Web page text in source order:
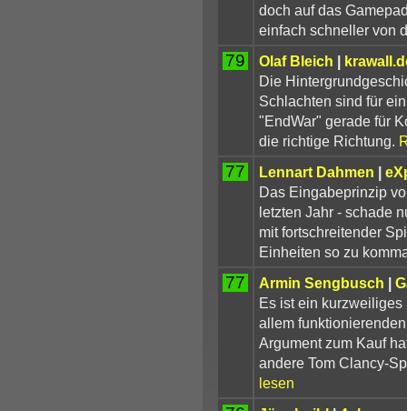
doch auf das
einfach schneller von
79 Olaf Bleich |
Die
Schlachten sind für
"EndWar" gerade für
die richtige Richtung.
77 Lennart Dahmen |
Das Eingabeprinzip
letzten Jahr - schade
mit fortschreitender
Einheiten so zu
77 Armin Sengbusch |
Es ist ein
allem
Argument zum Kauf
andere Tom Clancy-
lesen